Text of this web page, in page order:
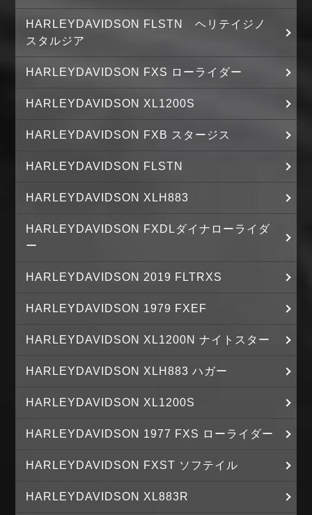
HARLEYDAVIDSON FLSTN ヘリテイジノ
スタルジア
HARLEYDAVIDSON FXS ローライダー
HARLEYDAVIDSON XL1200S
HARLEYDAVIDSON FXB スタージス
HARLEYDAVIDSON FLSTN
HARLEYDAVIDSON XLH883
HARLEYDAVIDSON FXDLダイナローライダ
ー
HARLEYDAVIDSON 2019 FLTRXS
HARLEYDAVIDSON 1979 FXEF
HARLEYDAVIDSON XL1200N ナイトスター
HARLEYDAVIDSON XLH883 ハガー
HARLEYDAVIDSON XL1200S
HARLEYDAVIDSON 1977 FXS ローライダー
HARLEYDAVIDSON FXST ソフテイル
HARLEYDAVIDSON XL883R